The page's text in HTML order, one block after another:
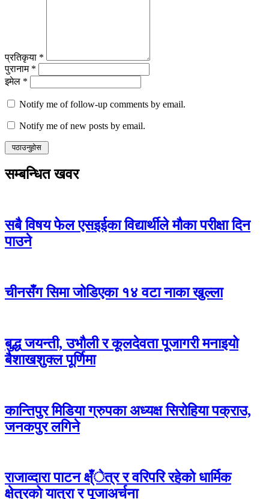
प्रतिकृया *
पुरानाम *
इमेल *
Notify me of follow-up comments by email.
Notify me of new posts by email.
सम्बन्धित खवर
सबै विषय फेल एसइईका विद्यार्थीले मौका परीक्षा दिन
पाउने
चीनसँग सिमा जोडिएका १४ वटा नाका खुल्ला
बुद्ध जयन्ती, उभौली र कूलदेवता पूजागरी मनाइयो
बैशाखशुक्ल पूर्णिमा
कान्तिपुर मिडिया ग्रुपका अध्यक्ष सिरोहिया पक्राउ,
जनकपुर लगिने
राजाव्दारा पाटन क्ष्ँेत्र र वरिपरि रहेको धार्मिक
क्षेत्रको यात्रा र पूजाअर्चना